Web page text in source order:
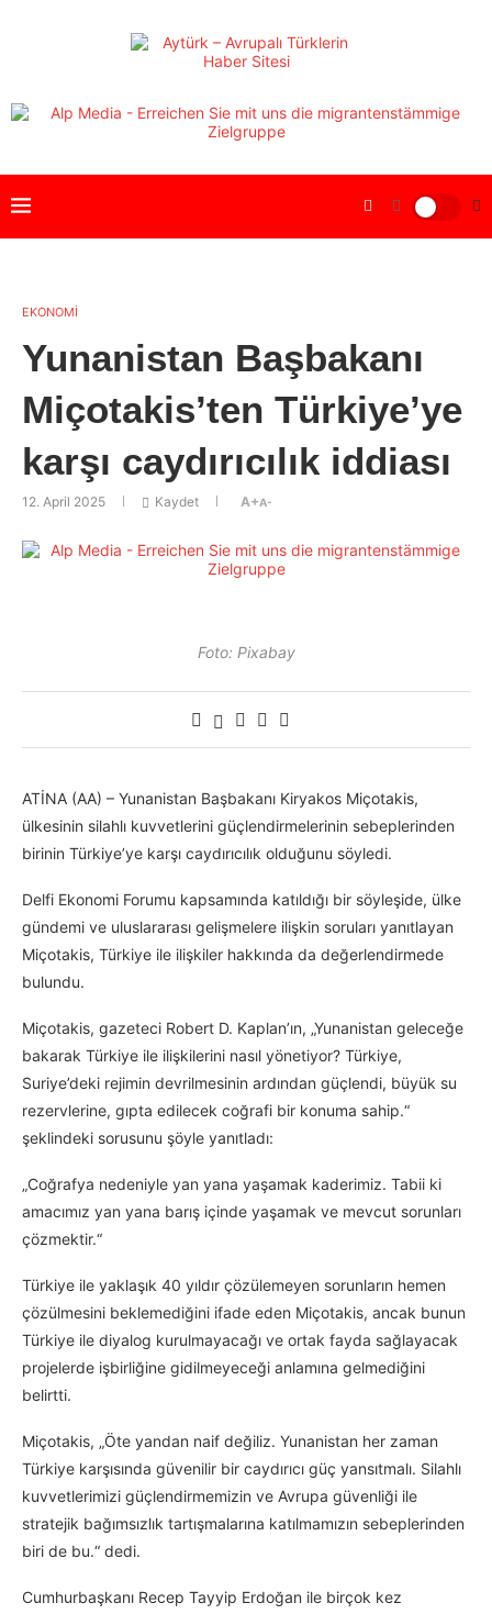
EKONOMİ
Yunanistan Başbakanı
Miçotakis’ten Türkiye’ye
karşı caydırıcılık iddiası
12. April 2025 Kaydet A+A-
Foto: Pixabay
ATİNA (AA) – Yunanistan Başbakanı Kiryakos Miçotakis,
ülkesinin silahlı kuvvetlerini güçlendirmelerinin sebeplerinden
birinin Türkiye’ye karşı caydırıcılık olduğunu söyledi.
Delfi Ekonomi Forumu kapsamında katıldığı bir söyleşide, ülke
gündemi ve uluslararası gelişmelere ilişkin soruları yanıtlayan
Miçotakis, Türkiye ile ilişkiler hakkında da değerlendirmede
bulundu.
Miçotakis, gazeteci Robert D. Kaplan’ın, „Yunanistan geleceğe
bakarak Türkiye ile ilişkilerini nasıl yönetiyor? Türkiye,
Suriye’deki rejimin devrilmesinin ardından güçlendi, büyük su
rezervlerine, gıpta edilecek coğrafi bir konuma sahip.“
şeklindeki sorusunu şöyle yanıtladı:
„Coğrafya nedeniyle yan yana yaşamak kaderimiz. Tabii ki
amacımız yan yana barış içinde yaşamak ve mevcut sorunları
çözmektir.“
Türkiye ile yaklaşık 40 yıldır çözülemeyen sorunların hemen
çözülmesini beklemediğini ifade eden Miçotakis, ancak bunun
Türkiye ile diyalog kurulmayacağı ve ortak fayda sağlayacak
projelerde işbirliğine gidilmeyeceği anlamına gelmediğini
belirtti.
Miçotakis, „Öte yandan naif değiliz. Yunanistan her zaman
Türkiye karşısında güvenilir bir caydırıcı güç yansıtmalı. Silahlı
kuvvetlerimizi güçlendirmemizin ve Avrupa güvenliği ile
stratejik bağımsızlık tartışmalarına katılmamızın sebeplerinden
biri de bu.“ dedi.
Cumhurbaşkanı Recep Tayyip Erdoğan ile birçok kez